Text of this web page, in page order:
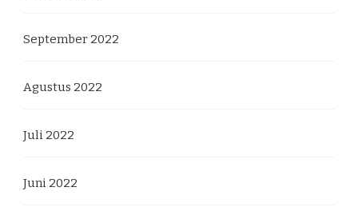
September 2022
Agustus 2022
Juli 2022
Juni 2022